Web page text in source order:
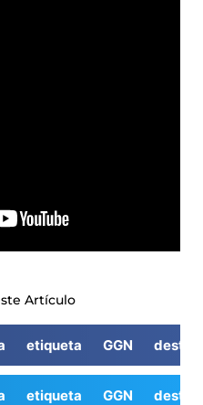
Artículo
etiqueta GGN
etiqueta GGN